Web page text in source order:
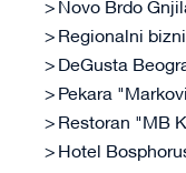
Novo Brdo
Regionalni
DeGusta
Pekara
Restoran "MB
Hotel